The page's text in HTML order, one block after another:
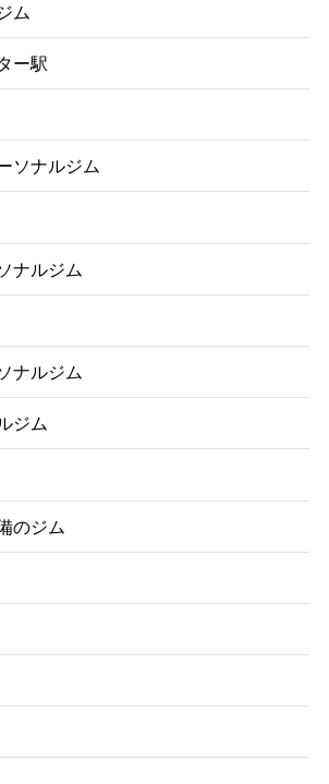
ム
ー駅
ソナルジム
ナルジム
ナルジム
ジム
のジム